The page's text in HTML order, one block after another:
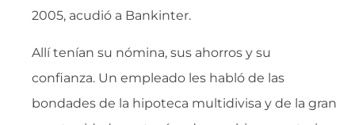
2005, acudió a Bankinter.
Allí tenían su nómina, sus ahorros y su
confianza. Un empleado les habló de las
bondades de la hipoteca multidivisa y de la gran